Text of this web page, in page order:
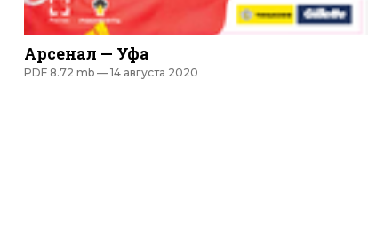
Арсенал — Уфа
PDF 8.72 mb — 14 августа 2020